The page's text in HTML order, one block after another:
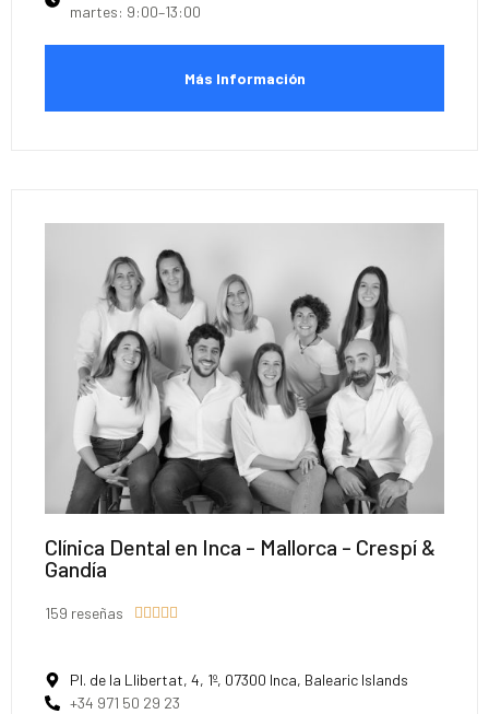
martes: 9:00–13:00
Más Información
Clínica Dental en Inca - Mallorca - Crespí &
Gandía
159 reseñas     
Pl. de la Llibertat, 4, 1º, 07300 Inca, Balearic Islands
+34 971 50 29 23